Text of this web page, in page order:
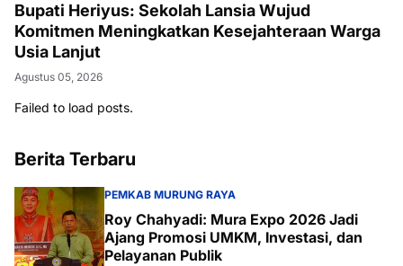
Bupati Heriyus: Sekolah Lansia Wujud
Komitmen Meningkatkan Kesejahteraan Warga
Usia Lanjut
Agustus 05, 2026
Failed to load posts.
Berita Terbaru
PEMKAB MURUNG RAYA
Roy Chahyadi: Mura Expo 2026 Jadi
Ajang Promosi UMKM, Investasi, dan
Pelayanan Publik